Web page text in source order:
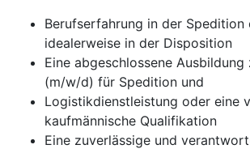
Berufserfahrung in der
idealerweise in der Disposition
Eine abgeschlossene Ausbildung
(m/w/d) für Spedition und
Logistikdienstleistung oder eine
kaufmännische Qualifikation
Eine zuverlässige und